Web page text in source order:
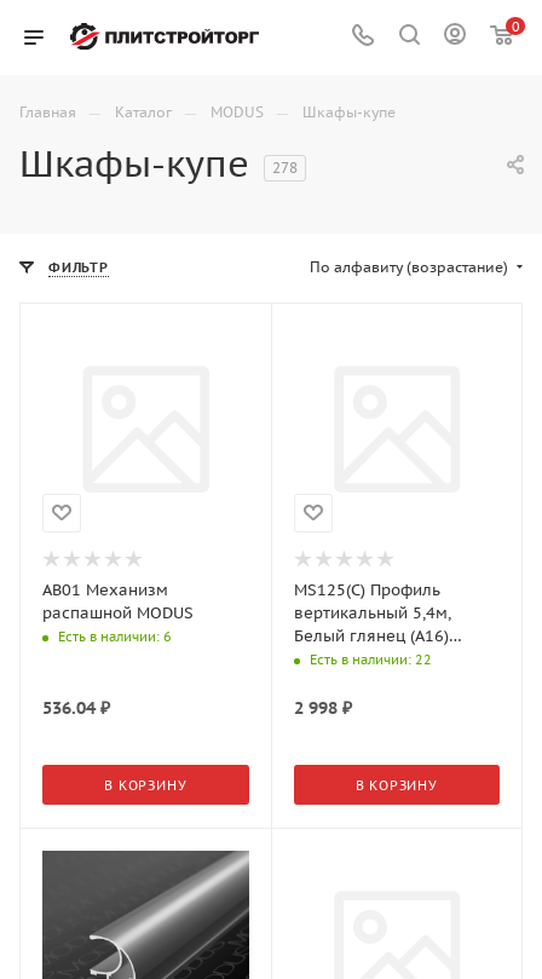
0
Главная — Каталог — MODUS — Шкафы-купе
Шкафы-купе 278
ФИЛЬТР По алфавиту (возрастание)
AB01 Механизм
распашной MODUS
Есть в наличии: 6
536.04₽
В КОРЗИНУ
MS125(С) Профиль
вертикальный 5,4м,
Белый глянец (А16)
MODUS
Есть в наличии: 22
2 998₽
В КОРЗИНУ